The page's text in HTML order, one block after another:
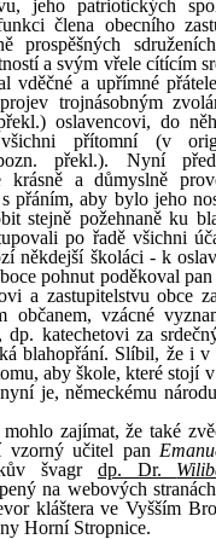
jeho patriotických
člena obecního
prospěšných
a svým vřele cítícím
vděčné a upřímné
trojnásobným
oslavencovi, do
přítomní (v
překl.). Nyní
krásně a důmyslně
přáním, aby bylo jeho
stejně požehnaně ku
po řadě všichni
někdejší školáci - k
pohnut poděkoval
a zastupitelstvu obce
občanem, vzácné
dp. katechetovi za
blahopřání. Slíbil, že i v
aby škole, které stojí
je, německému
zajímat, že také
vzorný učitel pan
švagr dp. Dr.
na webových
kláštera ve Vyšším
Horní Stropnice.